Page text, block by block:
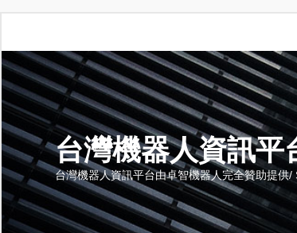
台灣機器人資訊
台灣機器人資訊平台由卓智機器人完全贊助提供